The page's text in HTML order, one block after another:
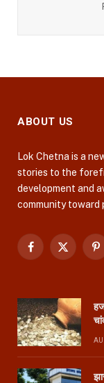
ABOUT US
Lok Chetna is a
stories to the
development and
community toward
Facebook
X